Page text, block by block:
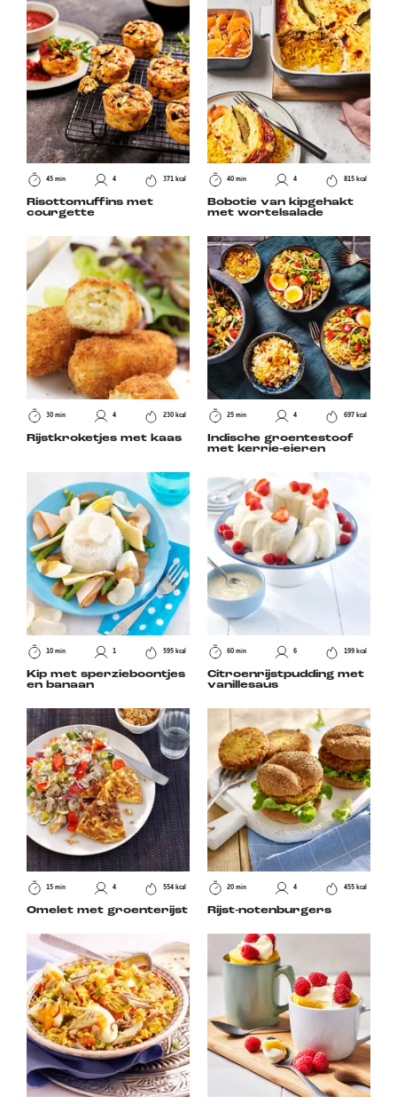
45 min 4 371 kcal
Risottomuffins met
courgette
40 min 4 815 kcal
Bobotie van kipgehakt
met wortelsalade
30 min 4 230 kcal
Rijstkroketjes met kaas
25 min 4 697 kcal
Indische groentestoof
met kerrie-eieren
10 min 1 595 kcal
Kip met sperzieboontjes
en banaan
60 min 6 199 kcal
Citroenrijstpudding met
vanillesaus
15 min 4 554 kcal
Omelet met groenterijst
20 min 4 455 kcal
Rijst-notenburgers